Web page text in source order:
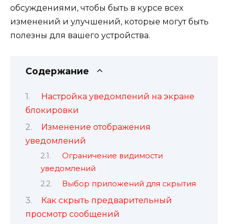
обсуждениями, чтобы быть в курсе всех
изменений и улучшений, которые могут быть
полезны для вашего устройства.
Содержание
Настройка уведомлений на экране
блокировки
Изменение отображения
уведомлений
Ограничение видимости
уведомлений
Выбор приложений для скрытия
Как скрыть предварительный
просмотр сообщений